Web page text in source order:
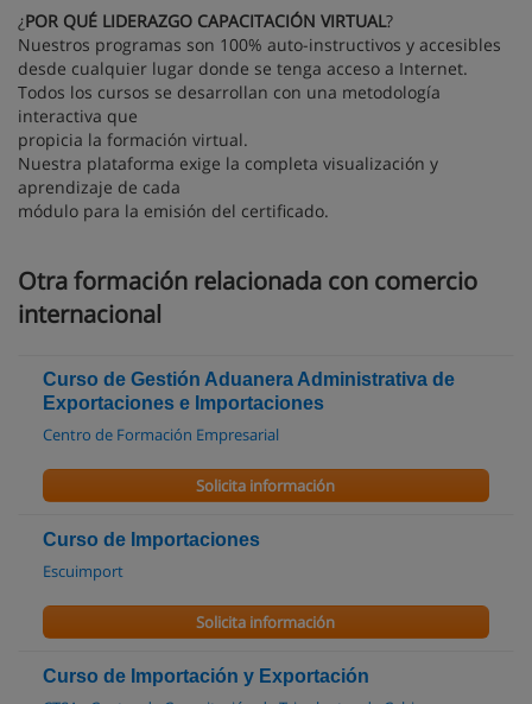
¿POR QUÉ LIDERAZGO CAPACITACIÓN VIRTUAL?
Nuestros programas son 100% auto-instructivos y accesibles
desde cualquier lugar donde se tenga acceso a Internet.
Todos los cursos se desarrollan con una metodología
interactiva que
propicia la formación virtual.
Nuestra plataforma exige la completa visualización y
aprendizaje de cada
módulo para la emisión del certificado.
Otra formación relacionada con comercio
internacional
Curso de Gestión Aduanera Administrativa de
Exportaciones e Importaciones
Centro de Formación Empresarial
Solicita información
Curso de Importaciones
Escuimport
Solicita información
Curso de Importación y Exportación